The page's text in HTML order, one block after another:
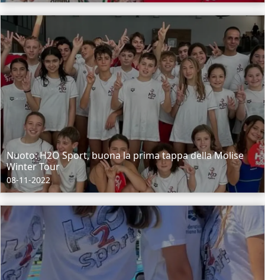
Nuoto: H2O Sport, buona la prima tappa della Molise
Winter Tour
08-11-2022